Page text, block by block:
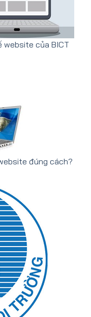
website của BICT
đúng cách?